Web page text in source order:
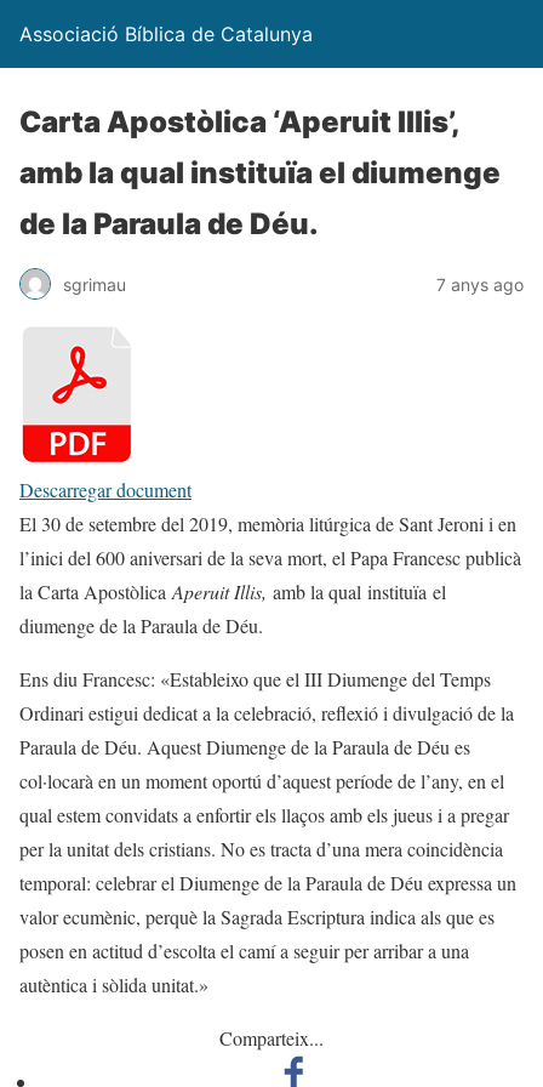
Associació Bíblica de Catalunya
Carta Apostòlica ‘Aperuit Illis’,
amb la qual instituïa el diumenge
de la Paraula de Déu.
sgrimau 7 anys ago
Descarregar document
El 30 de setembre del 2019, memòria litúrgica de Sant Jeroni i en
l’inici del 600 aniversari de la seva mort, el Papa Francesc publicà
la Carta Apostòlica Aperuit Illis, amb la qual instituïa el
diumenge de la Paraula de Déu.
Ens diu Francesc: «Estableixo que el III Diumenge del Temps
Ordinari estigui dedicat a la celebració, reflexió i divulgació de la
Paraula de Déu. Aquest Diumenge de la Paraula de Déu es
col·locarà en un moment oportú d’aquest període de l’any, en el
qual estem convidats a enfortir els llaços amb els jueus i a pregar
per la unitat dels cristians. No es tracta d’una mera coincidència
temporal: celebrar el Diumenge de la Paraula de Déu expressa un
valor ecumènic, perquè la Sagrada Escriptura indica als que es
posen en actitud d’escolta el camí a seguir per arribar a una
autèntica i sòlida unitat.»
Comparteix...